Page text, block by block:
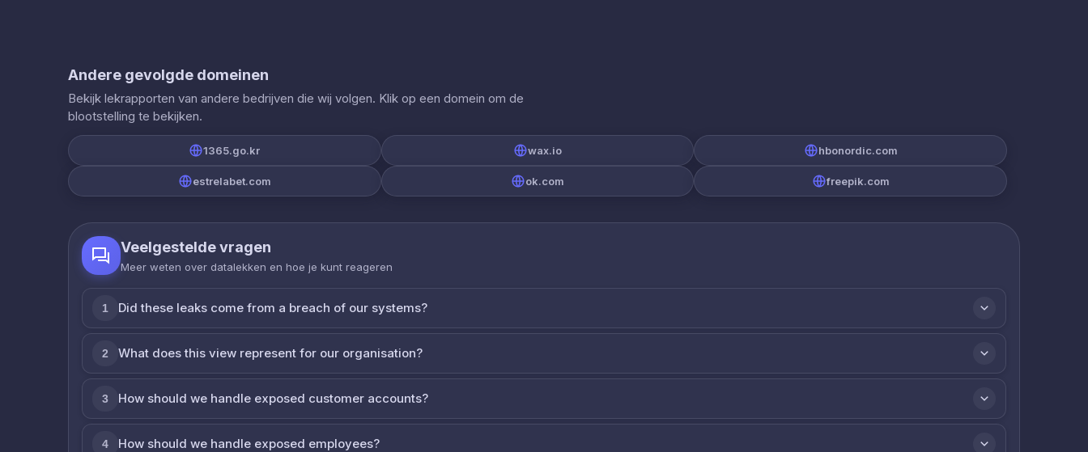
Andere gevolgde domeinen
Bekijk lekrapporten van andere bedrijven die wij volgen. Klik op een domein om de
blootstelling te bekijken.
1365.go.kr wax.io hbonordic.com
estrelabet.com ok.com freepik.com
Veelgestelde vragen
Meer weten over datalekken en hoe je kunt reageren
1 Did these leaks come from a breach of our systems?
2 What does this view represent for our organisation?
3 How should we handle exposed customer accounts?
4 How should we handle exposed employees?